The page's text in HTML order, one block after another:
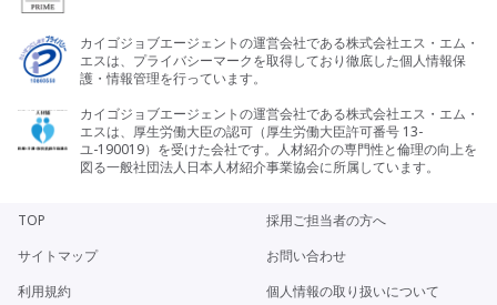
カイゴジョブエージェントの運営会社である株式会社エス・エム・
エスは、プライバシーマークを取得しており徹底した個人情報保
護・情報管理を行っています。
カイゴジョブエージェントの運営会社である株式会社エス・エム・
エスは、厚生労働大臣の認可（厚生労働大臣許可番号 13-
ユ-190019）を受けた会社です。人材紹介の専門性と倫理の向上を
図る一般社団法人日本人材紹介事業協会に所属しています。
TOP
採用ご担当者の方へ
サイトマップ
お問い合わせ
利用規約
個人情報の取り扱いについて